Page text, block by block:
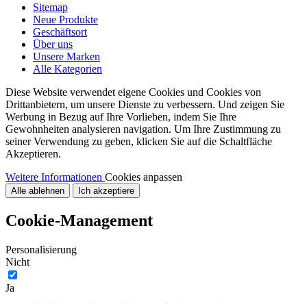
Sitemap
Neue Produkte
Geschäftsort
Über uns
Unsere Marken
Alle Kategorien
Diese Website verwendet eigene Cookies und Cookies von
Drittanbietern, um unsere Dienste zu verbessern. Und zeigen Sie
Werbung in Bezug auf Ihre Vorlieben, indem Sie Ihre
Gewohnheiten analysieren navigation. Um Ihre Zustimmung zu
seiner Verwendung zu geben, klicken Sie auf die Schaltfläche
Akzeptieren.
Weitere Informationen Cookies anpassen
Alle ablehnen Ich akzeptiere
Cookie-Management
Personalisierung
Nicht
Ja